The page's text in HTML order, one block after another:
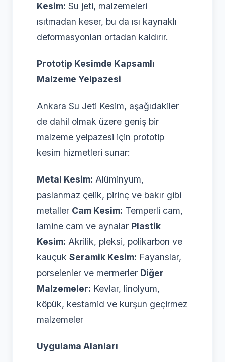
Kesim: Su jeti, malzemeleri
ısıtmadan keser, bu da ısı kaynaklı
deformasyonları ortadan kaldırır.
Prototip Kesimde Kapsamlı
Malzeme Yelpazesi
Ankara Su Jeti Kesim, aşağıdakiler
de dahil olmak üzere geniş bir
malzeme yelpazesi için prototip
kesim hizmetleri sunar:
Metal Kesim: Alüminyum,
paslanmaz çelik, pirinç ve bakır gibi
metaller Cam Kesim: Temperli cam,
lamine cam ve aynalar Plastik
Kesim: Akrilik, pleksi, polikarbon ve
kauçuk Seramik Kesim: Fayanslar,
porselenler ve mermerler Diğer
Malzemeler: Kevlar, linolyum,
köpük, kestamid ve kurşun geçirmez
malzemeler
Uygulama Alanları